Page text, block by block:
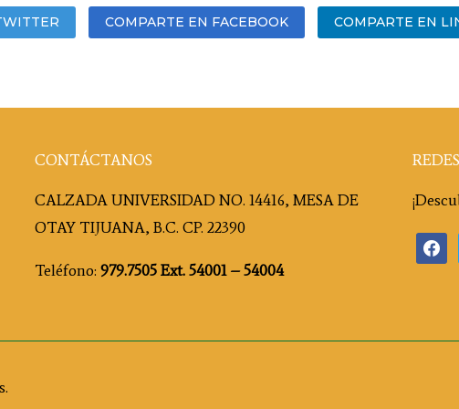
COMPARTE EN FACEBOOK COMPARTE EN
CONTÁCTANOS
CALZADA UNIVERSIDAD NO. 14416, MESA DE
OTAY TIJUANA, B.C. CP. 22390
Teléfono: 979.7505 Ext. 54001 – 54004